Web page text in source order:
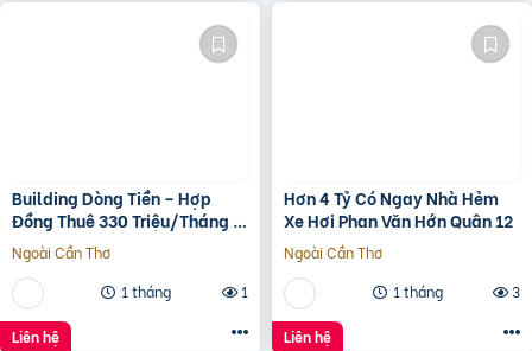
Building Dòng Tiền – Hợp
Đồng Thuê 330 Triệu/Tháng –
Quận 5, Tp.hcm -139Ty
Ngoài Cần Thơ
1 tháng
1
Liên hệ
Hơn 4 Tỷ Có Ngay Nhà Hẻm
Xe Hơi Phan Văn Hớn Quân 12
Ngoài Cần Thơ
1 tháng
3
Liên hệ